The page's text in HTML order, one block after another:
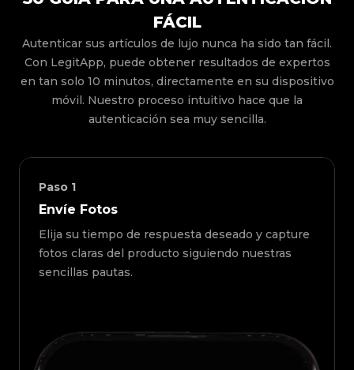
FÁCIL
Autenticar sus artículos de lujo nunca ha sido tan fácil.
Con LegitApp, puede obtener resultados de expertos
en tan solo 10 minutos, directamente en su dispositivo
móvil. Nuestro proceso intuitivo hace que la
autenticación sea muy sencilla.
Paso 1
Envíe Fotos
Elija su tiempo de respuesta deseado y capture
fotos claras del producto siguiendo nuestras
sencillas pautas.